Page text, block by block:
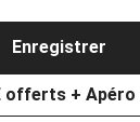
Enregistrer
offerts +